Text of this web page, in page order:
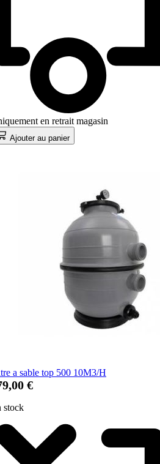
en retrait magasin
Ajouter au panier
a sable top 500 10M3/H
€
stock